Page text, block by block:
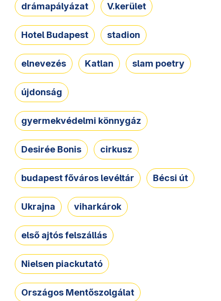
drámapályázat V.kerület
Hotel Budapest stadion
elnevezés Katlan slam poetry
újdonság
gyermekvédelmi könnygáz
Desirée Bonis cirkusz
budapest főváros levéltár Bécsi út
Ukrajna viharkárok
első ajtós felszállás
Nielsen piackutató
Országos Mentőszolgálat